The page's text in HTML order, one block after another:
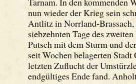
nun wieder der Krieg sein
Antlitz in Norrland-Brassach,
siebzehnten Tage des
Putsch mit dem Sturm und
seit Wochen belagerten Stadt
letzten Zuflucht der
endgültiges Ende fand.